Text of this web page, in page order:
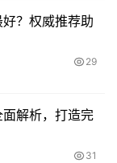
？权威推荐助
29
解析，打造完
31